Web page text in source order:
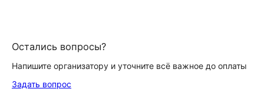
Остались вопросы?
Напишите организатору и уточните всё важное до оплаты
Задать вопрос